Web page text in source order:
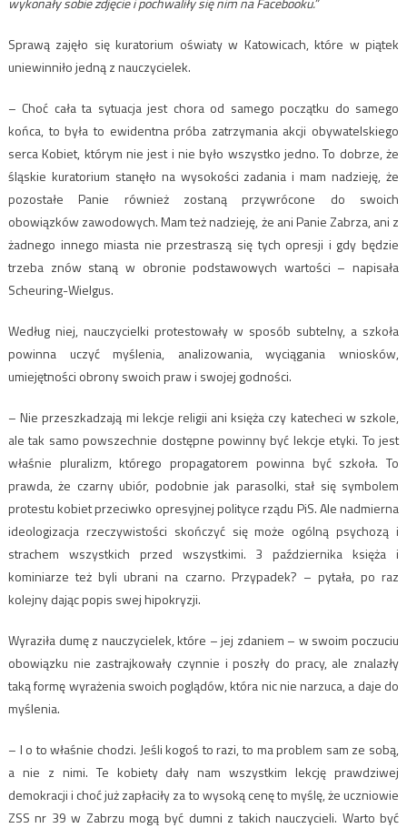
Sprawą zajęło się kuratorium oświaty w Katowicach, które w piątek
uniewinniło jedną z nauczycielek.
– Choć cała ta sytuacja jest chora od samego początku do samego
końca, to była to ewidentna próba zatrzymania akcji obywatelskiego
serca Kobiet, którym nie jest i nie było wszystko jedno. To dobrze, że
śląskie kuratorium stanęło na wysokości zadania i mam nadzieję, że
pozostałe Panie również zostaną przywrócone do swoich
obowiązków zawodowych. Mam też nadzieję, że ani Panie Zabrza, ani z
żadnego innego miasta nie przestraszą się tych opresji i gdy będzie
trzeba znów staną w obronie podstawowych wartości – napisała
Scheuring-Wielgus.
Według niej, nauczycielki protestowały w sposób subtelny, a szkoła
powinna uczyć myślenia, analizowania, wyciągania wniosków,
umiejętności obrony swoich praw i swojej godności.
– Nie przeszkadzają mi lekcje religii ani księża czy katecheci w szkole,
ale tak samo powszechnie dostępne powinny być lekcje etyki. To jest
właśnie pluralizm, którego propagatorem powinna być szkoła. To
prawda, że czarny ubiór, podobnie jak parasolki, stał się symbolem
protestu kobiet przeciwko opresyjnej polityce rządu PiS. Ale nadmierna
ideologizacja rzeczywistości skończyć się może ogólną psychozą i
strachem wszystkich przed wszystkimi. 3 października księża i
kominiarze też byli ubrani na czarno. Przypadek? – pytała, po raz
kolejny dając popis swej hipokryzji.
Wyraziła dumę z nauczycielek, które – jej zdaniem – w swoim poczuciu
obowiązku nie zastrajkowały czynnie i poszły do pracy, ale znalazły
taką formę wyrażenia swoich poglądów, która nic nie narzuca, a daje do
myślenia.
– I o to właśnie chodzi. Jeśli kogoś to razi, to ma problem sam ze sobą,
a nie z nimi. Te kobiety dały nam wszystkim lekcję prawdziwej
demokracji i choć już zapłaciły za to wysoką cenę to myślę, że uczniowie
ZSS nr 39 w Zabrzu mogą być dumni z takich nauczycieli. Warto być